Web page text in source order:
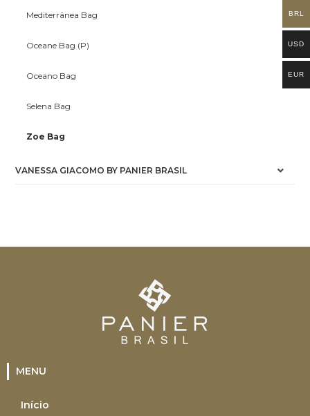
Mediterrânea Bag
Oceane Bag (P)
Oceano Bag
Selena Bag
Zoe Bag
VANESSA GIACOMO BY PANIER BRASIL
MENU
Início
BRL
USD
EUR